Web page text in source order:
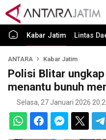
Kabar Jatim Lintas
ANTARA Kabar Jatim
Polisi Blitar
menantu bunuh
Selasa, 27 Januari 2026